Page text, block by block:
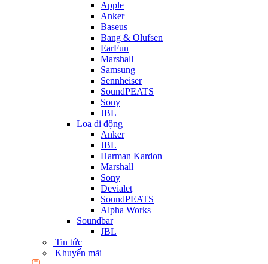
Apple
Anker
Baseus
Bang & Olufsen
EarFun
Marshall
Samsung
Sennheiser
SoundPEATS
Sony
JBL
Loa di động
Anker
JBL
Harman Kardon
Marshall
Sony
Devialet
SoundPEATS
Alpha Works
Soundbar
JBL
Tin tức
Khuyến mãi